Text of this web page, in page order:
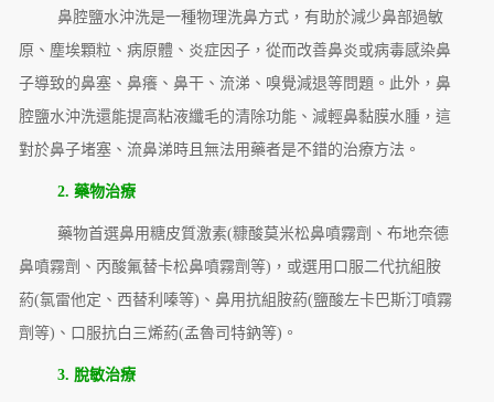
鼻腔鹽水沖洗是一種物理洗鼻方式，有助於減少鼻部過敏
原、塵埃顆粒、病原體、炎症因子，從而改善鼻炎或病毒感染鼻
子導致的鼻塞、鼻癢、鼻干、流涕、嗅覺減退等問題。此外，鼻
腔鹽水沖洗還能提高粘液纖毛的清除功能、減輕鼻黏膜水腫，這
對於鼻子堵塞、流鼻涕時且無法用藥者是不錯的治療方法。
2. 藥物治療
藥物首選鼻用糖皮質激素(糠酸莫米松鼻噴霧劑、布地奈德
鼻噴霧劑、丙酸氟替卡松鼻噴霧劑等)，或選用口服二代抗組胺
葯(氯雷他定、西替利嗪等)、鼻用抗組胺葯(鹽酸左卡巴斯汀噴霧
劑等)、口服抗白三烯葯(孟魯司特鈉等)。
3. 脫敏治療